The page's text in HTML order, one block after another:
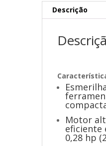
Descrição
Motor
eficiente
0,28 hp